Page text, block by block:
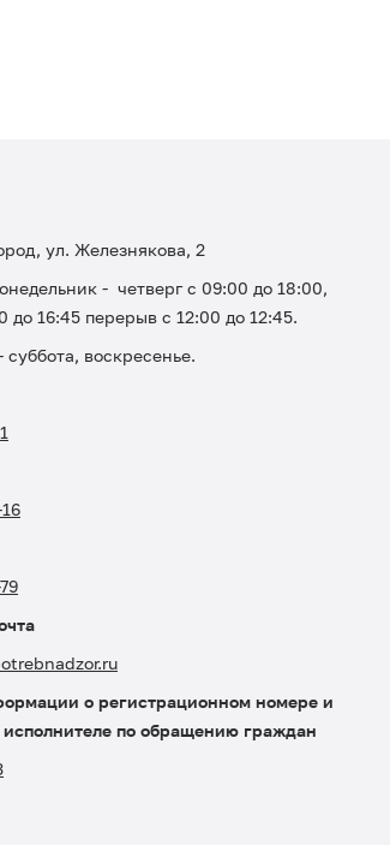
ул. Железнякова, 2
- четверг с 09:00 до 18:00,
до 16:45 перерыв с 12:00 до 12:45.
воскресенье.
о регистрационном номере и
исполнителе по обращению граждан